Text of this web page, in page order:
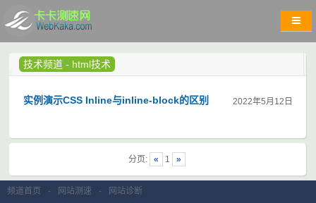
技术频道 - html技术
2022年5月12日
实例演示CSS Inline与inline-block的区别
分页: « 1 »
频道首页 - 网站测速 -
网站诊断